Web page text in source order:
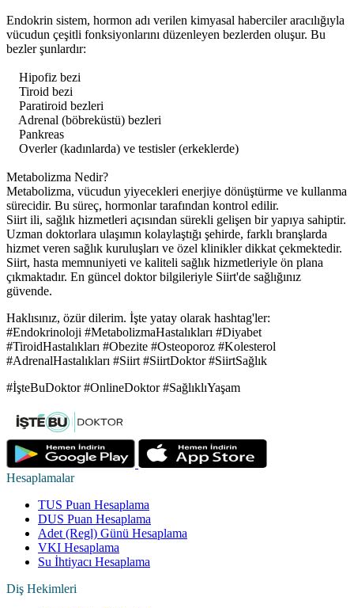
Endokrin sistem, hormon adı verilen kimyasal haberciler aracılığıyla
vücudun çeşitli fonksiyonlarını düzenleyen bezlerden oluşur. Bu
bezler şunlardır:
Hipofiz bezi
Tiroid bezi
Paratiroid bezleri
Adrenal (böbreküstü) bezleri
Pankreas
Overler (kadınlarda) ve testisler (erkeklerde)
Metabolizma Nedir?
Metabolizma, vücudun yiyecekleri enerjiye dönüştürme ve kullanma
sürecidir. Bu süreç, hormonlar tarafından kontrol edilir.
Siirt ili, sağlık hizmetleri açısından sürekli gelişen bir yapıya sahiptir.
Uzman doktorlara ulaşımın kolaylaştığı şehirde, farklı branşlarda
hizmet veren sağlık kuruluşları ve özel klinikler dikkat çekmektedir.
Siirt, hasta memnuniyeti ve kaliteli sağlık hizmetleriyle ön plana
çıkmaktadır. En güncel doktor bilgileriyle Siirt'de sağlığınız
güvende.
Haklısınız, özür dilerim. İşte yatay olarak hashtag'ler:
#Endokrinoloji #MetabolizmaHastalıkları #Diyabet
#TiroidHastalıkları #Obezite #Osteoporoz #Kolesterol
#AdrenalHastalıkları #Siirt #SiirtDoktor #SiirtSağlık
#İşteBuDoktor #OnlineDoktor #SağlıklıYaşam
Hesaplamalar
TUS Puan Hesaplama
DUS Puan Hesaplama
Adet (Regl) Günü Hesaplama
VKI Hesaplama
Su İhtiyacı Hesaplama
Diş Hekimleri